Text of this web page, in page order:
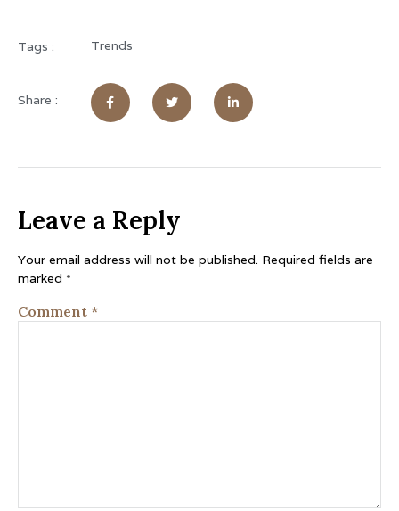
Tags : Trends
Share :
Leave a Reply
Your email address will not be published. Required fields are
marked *
Comment *